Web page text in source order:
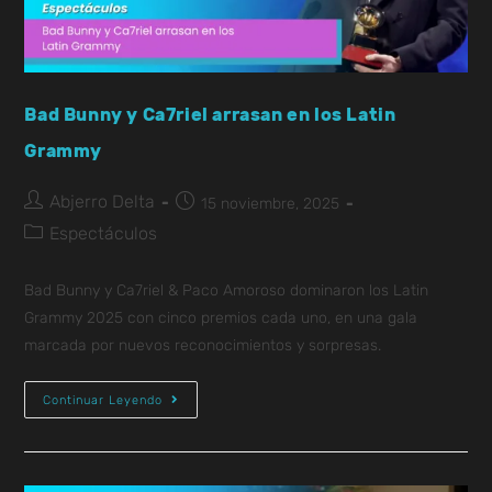
Bad Bunny y Ca7riel arrasan en los Latin
Grammy
Abjerro Delta 15 noviembre, 2025
Espectáculos
Bad Bunny y Ca7riel & Paco Amoroso dominaron los Latin
Grammy 2025 con cinco premios cada uno, en una gala
marcada por nuevos reconocimientos y sorpresas.
Continuar Leyendo